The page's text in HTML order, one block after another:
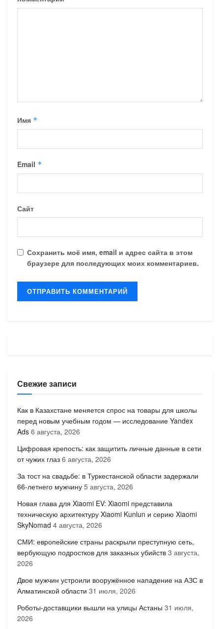
Имя *
Email *
Сайт
Сохранить моё имя, email и адрес сайта в этом
браузере для последующих моих комментариев.
Свежие записи
Как в Казахстане меняется спрос на товары для школы
перед новым учебным годом — исследование Yandex
Ads 6 августа, 2026
Цифровая крепость: как защитить личные данные в сети
от чужих глаз 6 августа, 2026
За тост на свадьбе: в Туркестанской области задержали
66-летнего мужчину 5 августа, 2026
Новая глава для Xiaomi EV: Xiaomi представила
техническую архитектуру Xiaomi Kunlun и серию Xiaomi
SkyNomad 4 августа, 2026
СМИ: европейские страны раскрыли преступную сеть,
вербующую подростков для заказных убийств 3 августа,
2026
Двое мужчин устроили вооружённое нападение на АЗС в
Алматинской области 31 июля, 2026
Роботы-доставщики вышли на улицы Астаны 31 июля,
2026